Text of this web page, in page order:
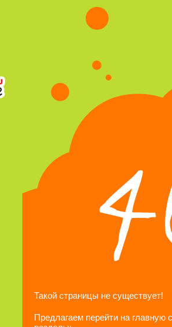
Такой страницы не существует!
Предлагаем перейти на